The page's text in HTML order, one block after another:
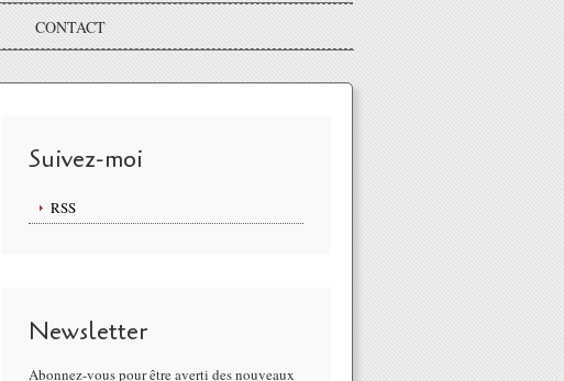
CONTACT
Suivez-moi
RSS
Newsletter
Abonnez-vous pour être averti des nouveaux